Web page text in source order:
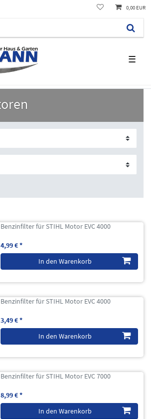
☰
0,00 EUR
Benzinfilter für STIHL Motor EVC 4000
4,99 € *
In den Warenkorb
Benzinfilter für STIHL Motor EVC 4000
3,49 € *
In den Warenkorb
Benzinfilter für STIHL Motor EVC 7000
8,99 € *
In den Warenkorb